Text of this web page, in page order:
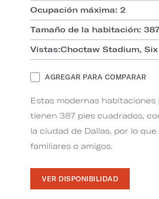
Ocupación máxima: 2
Tamaño de la habitación:
Vistas:Choctaw Stadium,
AGREGAR PARA COMPARAR
Estas modernas
tienen 387 pies cuadrados,
la ciudad de Dallas, por lo
familiares o amigos.
VER DISPONIBILIDAD